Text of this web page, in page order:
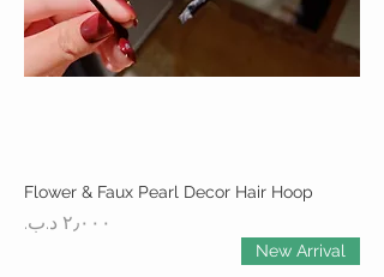
Flower & Faux Pearl Decor Hair Hoop
السعر
New Arrival